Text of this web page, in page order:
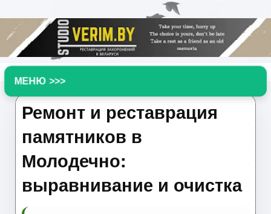
Ремонт и реставрация
памятников в
Молодечно:
выравнивание и очистка